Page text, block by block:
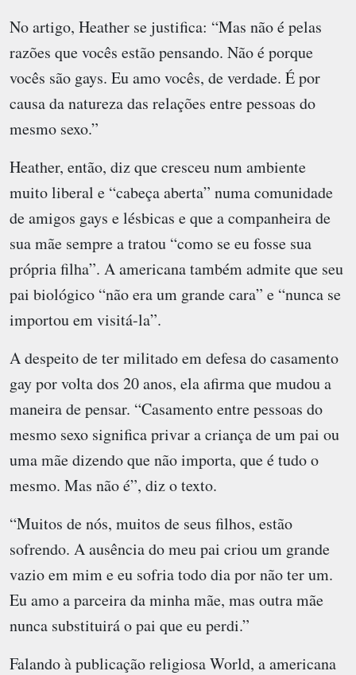
No artigo, Heather se justifica: “Mas não é pelas
razões que vocês estão pensando. Não é porque
vocês são gays. Eu amo vocês, de verdade. É por
causa da natureza das relações entre pessoas do
mesmo sexo.”
Heather, então, diz que cresceu num ambiente
muito liberal e “cabeça aberta” numa comunidade
de amigos gays e lésbicas e que a companheira de
sua mãe sempre a tratou “como se eu fosse sua
própria filha”. A americana também admite que seu
pai biológico “não era um grande cara” e “nunca se
importou em visitá-la”.
A despeito de ter militado em defesa do casamento
gay por volta dos 20 anos, ela afirma que mudou a
maneira de pensar. “Casamento entre pessoas do
mesmo sexo significa privar a criança de um pai ou
uma mãe dizendo que não importa, que é tudo o
mesmo. Mas não é”, diz o texto.
“Muitos de nós, muitos de seus filhos, estão
sofrendo. A ausência do meu pai criou um grande
vazio em mim e eu sofria todo dia por não ter um.
Eu amo a parceira da minha mãe, mas outra mãe
nunca substituirá o pai que eu perdi.”
Falando à publicação religiosa World, a americana